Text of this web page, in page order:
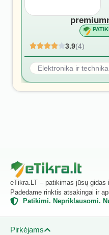
3.9(4)
Elektronika ir technika
eTikra.LT – patikimas jūsų gidas
Padedame rinktis atsakingai ir
Patikimi. Nepriklausomi.
Pirkėjams